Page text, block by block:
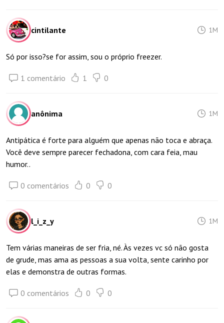
cintilante 1M
Só por isso?se for assim, sou o próprio freezer.
1 comentário 1 0
anônima 1M
Antipática é forte para alguém que apenas não toca e abraça.
Você deve sempre parecer fechadona, com cara feia, mau
humor..
0 comentários 0 0
l_i_z_y 1M
Tem várias maneiras de ser fria, né. Às vezes vc só não gosta
de grude, mas ama as pessoas a sua volta, sente carinho por
elas e demonstra de outras formas.
0 comentários 0 0